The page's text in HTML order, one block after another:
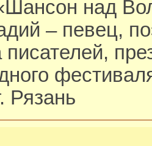
над
– певец,
Рязань